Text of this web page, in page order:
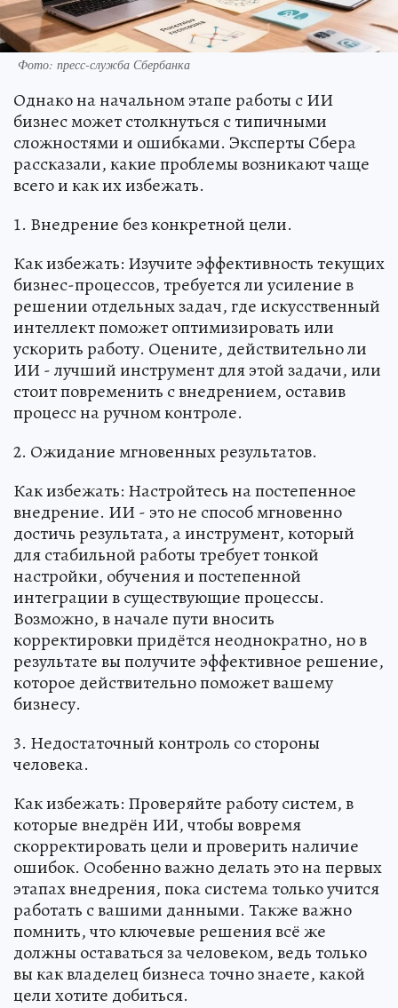
Фото: пресс-служба Сбербанка
Однако на начальном этапе работы с ИИ
бизнес может столкнуться с типичными
сложностями и ошибками. Эксперты Сбера
рассказали, какие проблемы возникают чаще
всего и как их избежать.
1. Внедрение без конкретной цели.
Как избежать: Изучите эффективность текущих
бизнес-процессов, требуется ли усиление в
решении отдельных задач, где искусственный
интеллект поможет оптимизировать или
ускорить работу. Оцените, действительно ли
ИИ - лучший инструмент для этой задачи, или
стоит повременить с внедрением, оставив
процесс на ручном контроле.
2. Ожидание мгновенных результатов.
Как избежать: Настройтесь на постепенное
внедрение. ИИ - это не способ мгновенно
достичь результата, а инструмент, который
для стабильной работы требует тонкой
настройки, обучения и постепенной
интеграции в существующие процессы.
Возможно, в начале пути вносить
корректировки придётся неоднократно, но в
результате вы получите эффективное решение,
которое действительно поможет вашему
бизнесу.
3. Недостаточный контроль со стороны
человека.
Как избежать: Проверяйте работу систем, в
которые внедрён ИИ, чтобы вовремя
скорректировать цели и проверить наличие
ошибок. Особенно важно делать это на первых
этапах внедрения, пока система только учится
работать с вашими данными. Также важно
помнить, что ключевые решения всё же
должны оставаться за человеком, ведь только
вы как владелец бизнеса точно знаете, какой
цели хотите добиться.